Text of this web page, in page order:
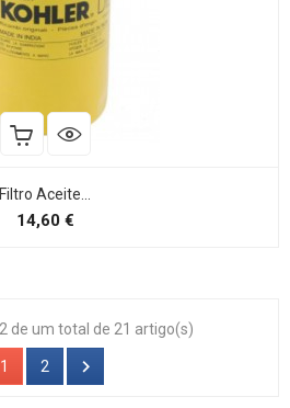
Filtro Aceite...
14,60 €Preço
de um total de 21 artigo(s)
1 2 